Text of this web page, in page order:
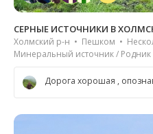
СЕРНЫЕ ИСТОЧНИКИ В
Холмский р-н • Пешком •
Минеральный источник / Родник
Дорога хорошая ,